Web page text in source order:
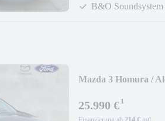
B&O Soundsystem
Mazda 3 Homura /
25.990 €¹